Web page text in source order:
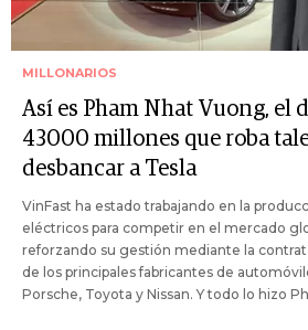
MILLONARIOS
Así es Pham Nhat Vuong, el
43000 millones que roba
desbancar a Tesla
VinFast ha estado trabajando en la
eléctricos para competir en el mercado
reforzando su gestión mediante la
de los principales fabricantes de
Porsche, Toyota y Nissan. Y todo lo hizo